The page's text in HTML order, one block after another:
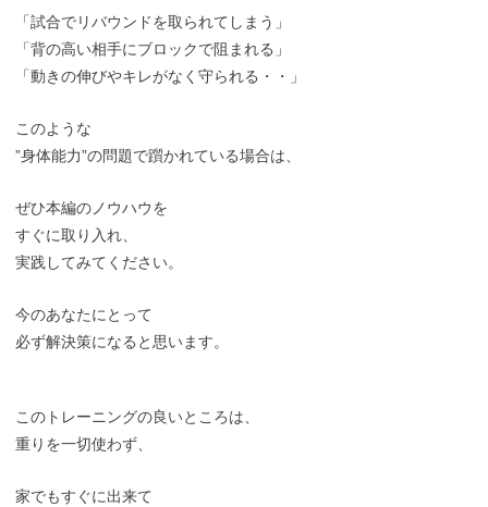
「試合でリバウンドを取られてしまう」
「背の高い相手にブロックで阻まれる」
「動きの伸びやキレがなく守られる・・」
このような
”身体能力”の問題で躓かれている場合は、
ぜひ本編のノウハウを
すぐに取り入れ、
実践してみてください。
今のあなたにとって
必ず解決策になると思います。
このトレーニングの良いところは、
重りを一切使わず、
家でもすぐに出来て